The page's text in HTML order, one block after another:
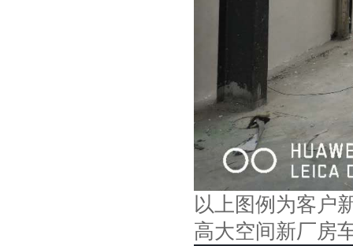
以上图例为客户
高大空间新厂房